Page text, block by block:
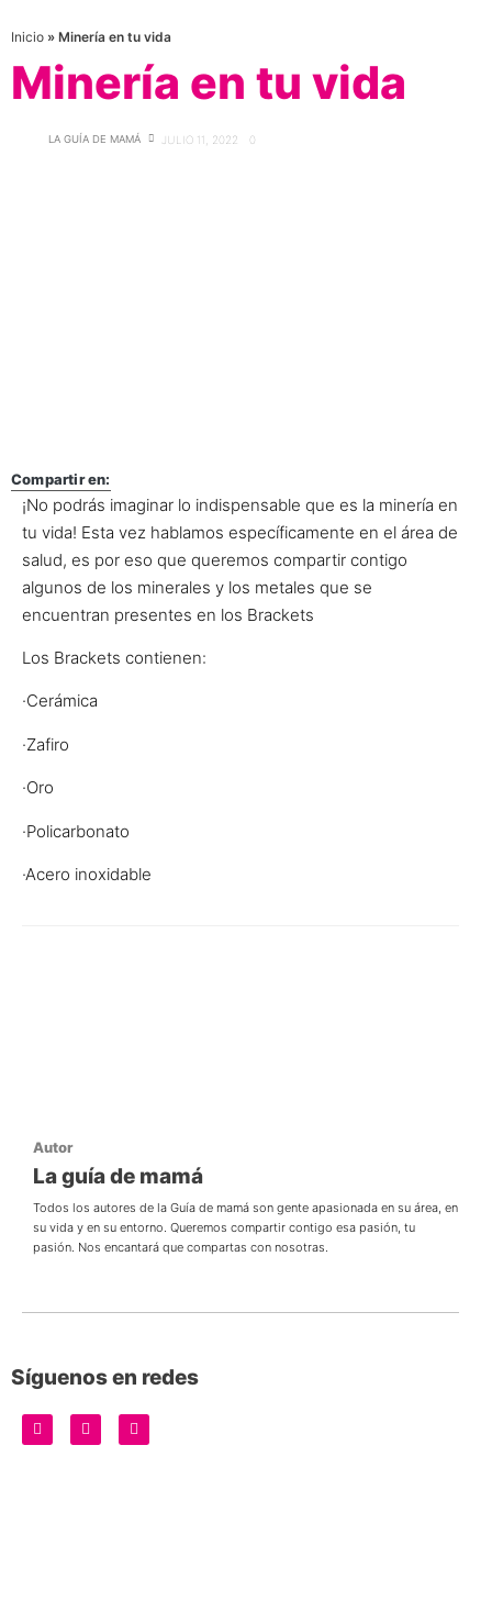
Inicio » Minería en tu vida
Minería en tu vida
LA GUÍA DE MAMÁ JULIO 11, 2022 0
Compartir en:
¡No podrás imaginar lo indispensable que es la minería en
tu vida! Esta vez hablamos específicamente en el área de
salud, es por eso que queremos compartir contigo
algunos de los minerales y los metales que se
encuentran presentes en los Brackets
Los Brackets contienen:
·Cerámica
·Zafiro
·Oro
·Policarbonato
·Acero inoxidable
Autor
La guía de mamá
Todos los autores de la Guía de mamá son gente apasionada en su área, en
su vida y en su entorno. Queremos compartir contigo esa pasión, tu
pasión. Nos encantará que compartas con nosotras.
Síguenos en redes